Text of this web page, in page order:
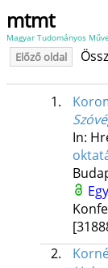
mtmt
Magyar Tudományos
Előző oldal
1.
In:
2.